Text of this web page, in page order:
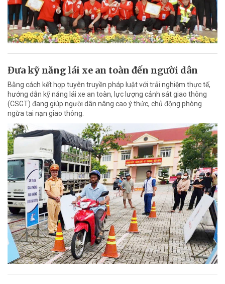
Đưa kỹ năng lái xe an toàn đến người dân
Bằng cách kết hợp tuyên truyền pháp luật với trải nghiệm thực tế,
hướng dẫn kỹ năng lái xe an toàn, lực lượng cảnh sát giao thông
(CSGT) đang giúp người dân nâng cao ý thức, chủ động phòng
ngừa tai nạn giao thông.